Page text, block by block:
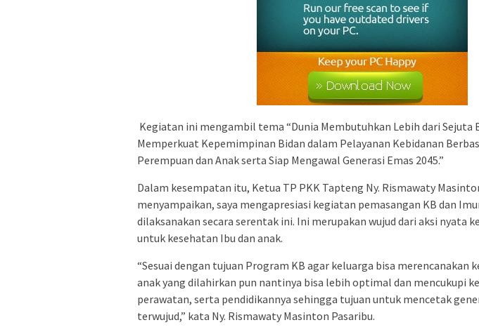
Kegiatan ini mengambil tema “Dunia Membutuhkan Lebih dari Sejuta
Memperkuat Kepemimpinan Bidan dalam Pelayanan Kebidanan
Perempuan dan Anak serta Siap Mengawal Generasi Emas 2045.”
Dalam kesempatan itu, Ketua TP PKK Tapteng Ny. Rismawaty
menyampaikan, saya mengapresiasi kegiatan pemasangan KB dan
dilaksanakan secara serentak ini. Ini merupakan wujud dari aksi nyata
untuk kesehatan Ibu dan anak.
“Sesuai dengan tujuan Program KB agar keluarga bisa merencanakan
anak yang dilahirkan pun nantinya bisa lebih optimal dan mencukupi
perawatan, serta pendidikannya sehingga tujuan untuk mencetak
terwujud,” kata Ny. Rismawaty Masinton Pasaribu.